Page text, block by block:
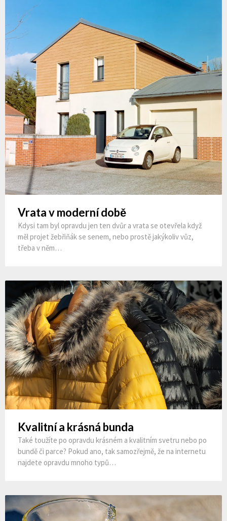
Vrata v moderní době
Kdysi tam byl opravdu jen ten dvůr a vrata se otevřela když
měl projet žebřiňák se senem, nebo prostě jakýkoliv vůz,
třeba v něm…
Kvalitní a krásná bunda
Také toužíte po opravdu krásném a kvalitním svetru nebo po
bundě či parce? Pokud ano, tak samozřejmě, že na internetu
najdete opravdu mnoho typů…